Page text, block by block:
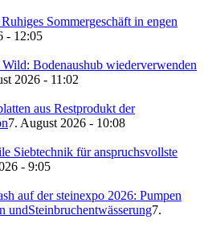
Sommergeschäft in engen
- 12:05
Bodenaushub wiederverwenden
2026 - 11:02
aus Restprodukt der
7. August 2026 - 10:08
Siebtechnik für anspruchsvollste
- 9:05
auf der steinexpo 2026: Pumpen
undSteinbruchentwässerung7.